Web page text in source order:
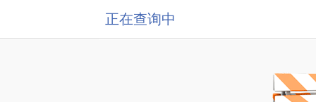
正在查询中